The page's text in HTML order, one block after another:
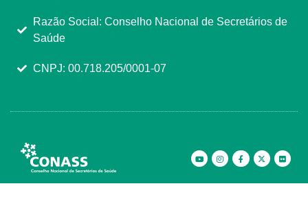
Razão Social: Conselho Nacional de Secretários de
Saúde
CNPJ: 00.718.205/0001-07